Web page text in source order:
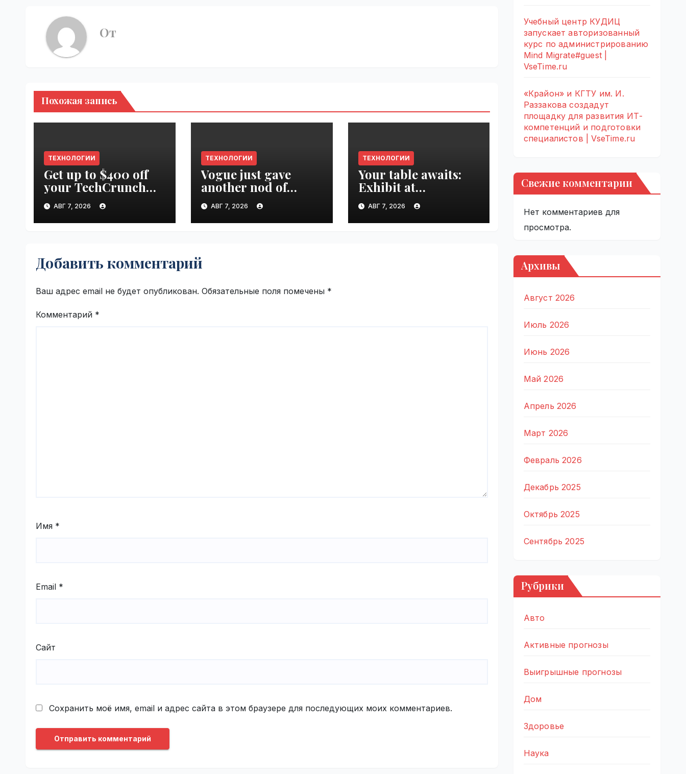
От
Похожая запись
ТЕХНОЛОГИИ
Get up to $400 off
your TechCrunch
Disrupt 2026 pass
until tomorrow |
VseTime.ru
АВГ 7, 2026
ТЕХНОЛОГИИ
Vogue just gave
another nod of
approval to the tech
world | VseTime.ru
АВГ 7, 2026
ТЕХНОЛОГИИ
Your table awaits:
Exhibit at
TechCrunch Disrupt
2026 to be seen by
thousands |
АВГ 7, 2026
Добавить комментарий
Ваш адрес email не будет опубликован. Обязательные поля помечены *
Комментарий *
Имя *
Email *
Сайт
Сохранить моё имя, email и адрес сайта в этом браузере для последующих моих комментариев.
Учебный центр КУДИЦ
запускает авторизованный
курс по администрированию
Mind Migrate#guest |
VseTime.ru
«Крайон» и КГТУ им. И.
Раззакова создадут
площадку для развития ИТ-
компетенций и подготовки
специалистов | VseTime.ru
Свежие комментарии
Нет комментариев для
просмотра.
Архивы
Август 2026
Июль 2026
Июнь 2026
Май 2026
Апрель 2026
Март 2026
Февраль 2026
Декабрь 2025
Октябрь 2025
Сентябрь 2025
Рубрики
Авто
Активные прогнозы
Выигрышные прогнозы
Дом
Здоровье
Наука